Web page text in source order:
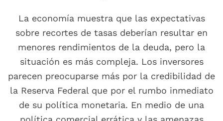
La economía muestra que las expectativas
sobre recortes de tasas deberían resultar en
menores rendimientos de la deuda, pero la
situación es más compleja. Los inversores
parecen preocuparse más por la credibilidad de
la Reserva Federal que por el rumbo inmediato
de su política monetaria. En medio de una